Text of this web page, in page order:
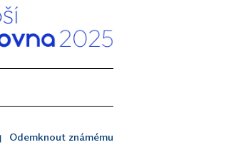
Odemknout známému